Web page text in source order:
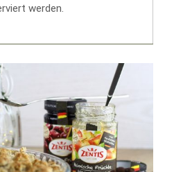
werden.